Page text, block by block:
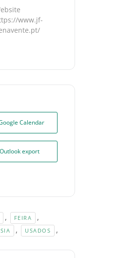
www.jf-
Calendar
export
, FEIRA ,
, USADOS ,